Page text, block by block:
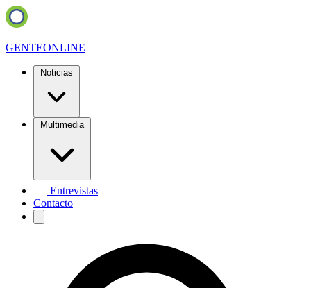
GENTEONLINE
Noticias
Multimedia
Entrevistas
Contacto